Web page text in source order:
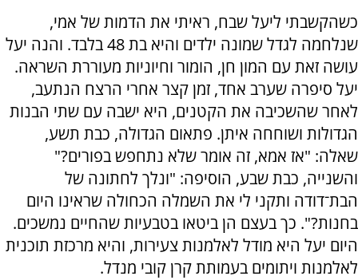
כשהקשבתי ליעל שבח, ראיתי את הדמות של אמי,
שנלחמה לגדל שמונה ילדים והיא בת 48 בלבד. והנה יעל
עושה זאת עם המון חן, הומור וחיוניות מעוררת השראה.
יעל סיפרה שערב אחד, זמן קצר אחרי הרצח הנתעב,
לאחר שהשכיבה את הקטנים, היא ישבה עם שתי הבנות
הגדולות ושוחחה איתן. פתאום הגדולה, כבת תשע,
שאלה: "אז אמא, זה אומר שלא נתחפש בפורים?"
והשנייה, כבת שבע, הוסיפה: "ונלך לחתונה של
הבת־דודה ותקני לי את השמלה הכחולה שראינו היום
בחנות?". כך בעצם הן ביטאו בטבעיות שהחיים נמשכים.
היום יעל היא מודל לאלמנות צעירות, והיא מרכזת תוכנית
לאלמנות ויתומים בעמותת קרן קובי מנדל.